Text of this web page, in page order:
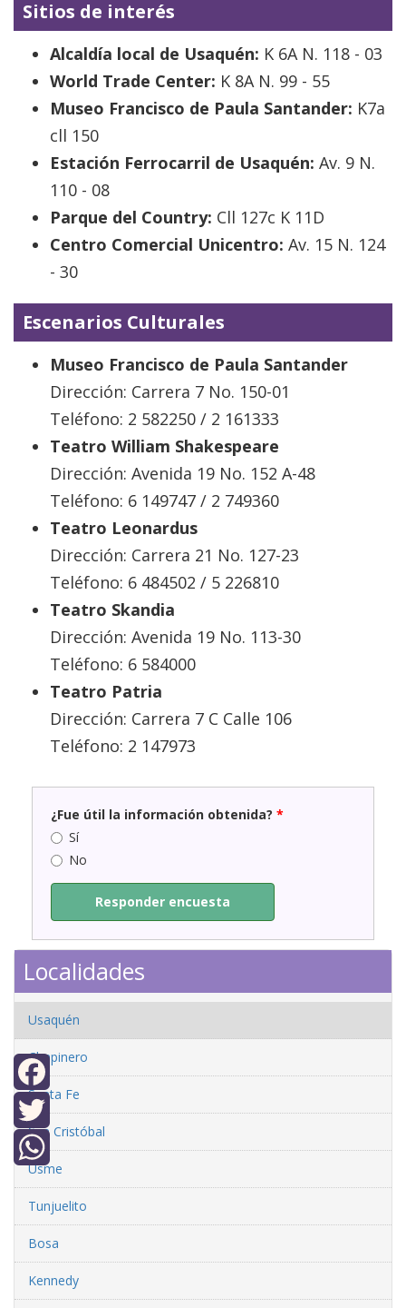
Sitios de interés
Alcaldía local de Usaquén: K 6A N. 118 - 03
World Trade Center: K 8A N. 99 - 55
Museo Francisco de Paula Santander: K7a
cll 150
Estación Ferrocarril de Usaquén: Av. 9 N.
110 - 08
Parque del Country: Cll 127c K 11D
Centro Comercial Unicentro: Av. 15 N. 124
- 30
Escenarios Culturales
Museo Francisco de Paula Santander
Dirección: Carrera 7 No. 150-01
Teléfono: 2 582250 / 2 161333
Teatro William Shakespeare
Dirección: Avenida 19 No. 152 A-48
Teléfono: 6 149747 / 2 749360
Teatro Leonardus
Dirección: Carrera 21 No. 127-23
Teléfono: 6 484502 / 5 226810
Teatro Skandia
Dirección: Avenida 19 No. 113-30
Teléfono: 6 584000
Teatro Patria
Dirección: Carrera 7 C Calle 106
Teléfono: 2 147973
Facebook
Twitter
WhatsApp
¿Fue útil la información obtenida? *
Sí
No
Responder encuesta
Localidades
Usaquén
Chapinero
Santa Fe
San Cristóbal
Usme
Tunjuelito
Bosa
Kennedy